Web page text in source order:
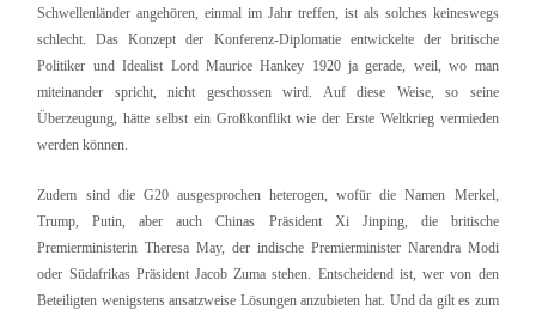
Schwellenländer angehören, einmal im Jahr treffen, ist als solches keineswegs
schlecht. Das Konzept der Konferenz-Diplomatie entwickelte der britische
Politiker und Idealist Lord Maurice Hankey 1920 ja gerade, weil, wo man
miteinander spricht, nicht geschossen wird. Auf diese Weise, so seine
Überzeugung, hätte selbst ein Großkonflikt wie der Erste Weltkrieg vermieden
werden können.
Zudem sind die G20 ausgesprochen heterogen, wofür die Namen Merkel,
Trump, Putin, aber auch Chinas Präsident Xi Jinping, die britische
Premierministerin Theresa May, der indische Premierminister Narendra Modi
oder Südafrikas Präsident Jacob Zuma stehen. Entscheidend ist, wer von den
Beteiligten wenigstens ansatzweise Lösungen anzubieten hat. Und da gilt es zum